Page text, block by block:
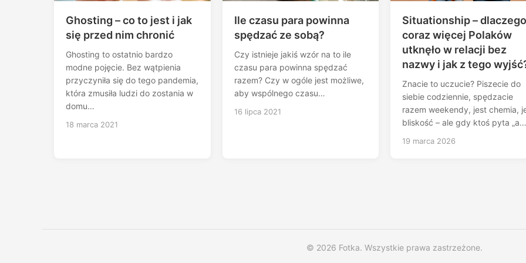
Ghosting – co to jest i jak
się przed nim chronić
Ghosting to ostatnio bardzo
modne pojęcie. Bez wątpienia
przyczyniła się do tego pandemia,
która zmusiła ludzi do zostania w
domu…
18 marca 2021
Ile czasu para powinna
spędzać ze sobą?
Czy istnieje jakiś wzór na to ile
czasu para powinna spędzać
razem? Czy w ogóle jest możliwe,
aby wspólnego czasu…
16 lipca 2021
Situationship – dlaczego
coraz więcej Polaków
utknęło w relacji bez
nazwy i jak z tego
Znacie to uczucie? Piszecie do
siebie codziennie, spędzacie
razem weekendy, jest chemia,
bliskość – ale gdy ktoś pyta „a…
19 marca 2026
© 2026 Fotka. Wszystkie prawa zastrzeżone.